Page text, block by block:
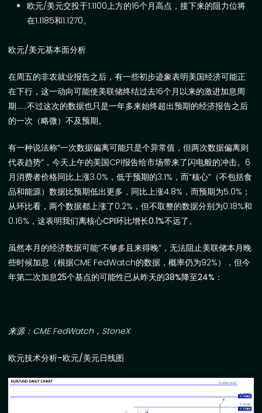
欧元/美元交投于1.1100上方的16个月高点，接下来的阻力位将
在1.1185和1.1270。
欧元/美元基本面分析
在周五的非农就业报告之后，有一些初步迹象表明美国经济可能正
在下行，这一动向可能使美联储终结过去16个月以来的激进加息周
期……不过这次的数据也只是一年多来始终超出预期的经济报告之后
的一次（略微）不及预期。
有一种说法称“一次数据偏离可能只是个异常值，但两次数据偏离则
代表趋势” ，今天上午的美国CPI报告给市场带来了闪电般的冲击。 6
月消费者价格同比上涨3.0% ，低于预期的3.1% ，而“核心” （不包括食
品和能源）数据比预期低出更多，同比上涨4.8% ，而预期为5.0% ；
从环比看，两个数据都上涨了0.2% ，但不取整的数据分别为0.18%和
0.16% ，这表明我们离核心CPI环比增长0.1%不远了。
虽然本月的经济数据可能“不够多且来得晚” ，无法阻止美联储本月晚
些时候加息（根据CME FedWatch的数据，概率仍为92%），但今
年第二次加息25个基点的可能性已从昨天的38%降至24% ：
来源： CME FedWatch ， StoneX
欧元技术分析–欧元/美元日线图